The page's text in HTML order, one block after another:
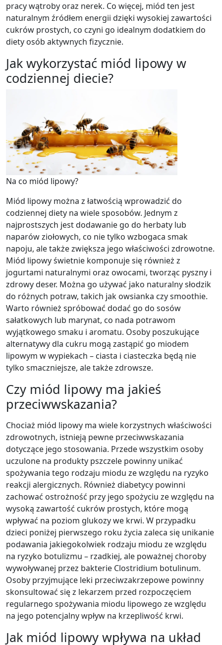
pracy wątroby oraz nerek. Co więcej, miód ten jest
naturalnym źródłem energii dzięki wysokiej zawartości
cukrów prostych, co czyni go idealnym dodatkiem do
diety osób aktywnych fizycznie.
Jak wykorzystać miód lipowy w
codziennej diecie?
Na co miód lipowy?
Miód lipowy można z łatwością wprowadzić do
codziennej diety na wiele sposobów. Jednym z
najprostszych jest dodawanie go do herbaty lub
naparów ziołowych, co nie tylko wzbogaca smak
napoju, ale także zwiększa jego właściwości zdrowotne.
Miód lipowy świetnie komponuje się również z
jogurtami naturalnymi oraz owocami, tworząc pyszny i
zdrowy deser. Można go używać jako naturalny słodzik
do różnych potraw, takich jak owsianka czy smoothie.
Warto również spróbować dodać go do sosów
sałatkowych lub marynat, co nada potrawom
wyjątkowego smaku i aromatu. Osoby poszukujące
alternatywy dla cukru mogą zastąpić go miodem
lipowym w wypiekach – ciasta i ciasteczka będą nie
tylko smaczniejsze, ale także zdrowsze.
Czy miód lipowy ma jakieś
przeciwwskazania?
Chociaż miód lipowy ma wiele korzystnych właściwości
zdrowotnych, istnieją pewne przeciwwskazania
dotyczące jego stosowania. Przede wszystkim osoby
uczulone na produkty pszczele powinny unikać
spożywania tego rodzaju miodu ze względu na ryzyko
reakcji alergicznych. Również diabetycy powinni
zachować ostrożność przy jego spożyciu ze względu na
wysoką zawartość cukrów prostych, które mogą
wpływać na poziom glukozy we krwi. W przypadku
dzieci poniżej pierwszego roku życia zaleca się unikanie
podawania jakiegokolwiek rodzaju miodu ze względu
na ryzyko botulizmu – rzadkiej, ale poważnej choroby
wywoływanej przez bakterie Clostridium botulinum.
Osoby przyjmujące leki przeciwzakrzepowe powinny
skonsultować się z lekarzem przed rozpoczęciem
regularnego spożywania miodu lipowego ze względu
na jego potencjalny wpływ na krzepliwość krwi.
Jak miód lipowy wpływa na układ